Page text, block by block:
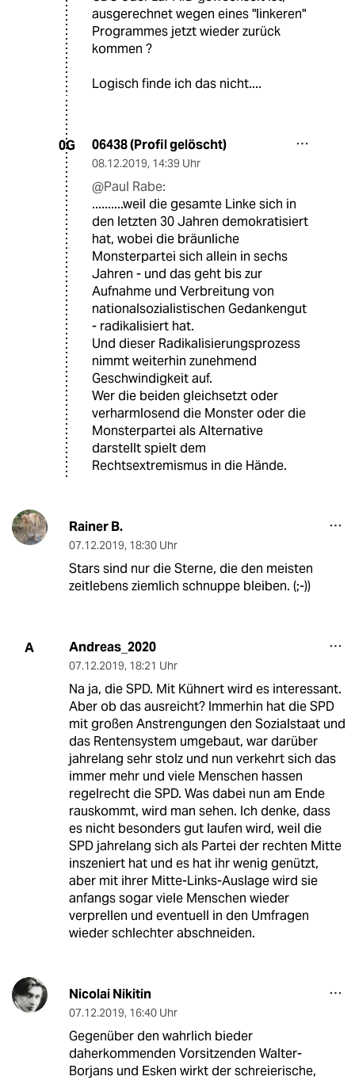
ausgerechnet wegen eines "linkeren"
Programmes jetzt wieder zurück
kommen ?
Logisch finde ich das nicht....
0G 06438 (Profil gelöscht)
08.12.2019, 14:39 Uhr
@Paul Rabe:
..........weil die gesamte Linke sich in
den letzten 30 Jahren demokratisiert
hat, wobei die bräunliche
Monsterpartei sich allein in sechs
Jahren - und das geht bis zur
Aufnahme und Verbreitung von
nationalsozialistischen Gedankengut
- radikalisiert hat.
Und dieser Radikalisierungsprozess
nimmt weiterhin zunehmend
Geschwindigkeit auf.
Wer die beiden gleichsetzt oder
verharmlosend die Monster oder die
Monsterpartei als Alternative
darstellt spielt dem
Rechtsextremismus in die Hände.
Rainer B.
07.12.2019, 18:30 Uhr
Stars sind nur die Sterne, die den meisten
zeitlebens ziemlich schnuppe bleiben. (;-))
A Andreas_2020
07.12.2019, 18:21 Uhr
Na ja, die SPD. Mit Kühnert wird es interessant.
Aber ob das ausreicht? Immerhin hat die SPD
mit großen Anstrengungen den Sozialstaat und
das Rentensystem umgebaut, war darüber
jahrelang sehr stolz und nun verkehrt sich das
immer mehr und viele Menschen hassen
regelrecht die SPD. Was dabei nun am Ende
rauskommt, wird man sehen. Ich denke, dass
es nicht besonders gut laufen wird, weil die
SPD jahrelang sich als Partei der rechten Mitte
inszeniert hat und es hat ihr wenig genützt,
aber mit ihrer Mitte-Links-Auslage wird sie
anfangs sogar viele Menschen wieder
verprellen und eventuell in den Umfragen
wieder schlechter abschneiden.
Nicolai Nikitin
07.12.2019, 16:40 Uhr
Gegenüber den wahrlich bieder
daherkommenden Vorsitzenden Walter-
Borjans und Esken wirkt der schreierische,